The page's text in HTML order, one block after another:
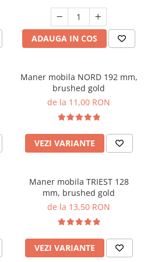
ADAUGA IN COS
Maner mobila NORD 192 mm,
brushed gold
de la 11,00 RON
VEZI VARIANTE
Maner mobila TRIEST 128
mm, brushed gold
de la 13,50 RON
VEZI VARIANTE